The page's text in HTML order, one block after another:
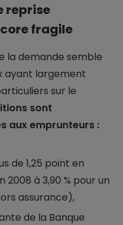
reprise
fragile
la demande semble
ayant largement
sur le
sont
aux emprunteurs :
de 1,25 point en
2008 à 3,90 % pour un
assurance),
de la Banque